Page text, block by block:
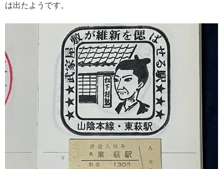
は出たようです。